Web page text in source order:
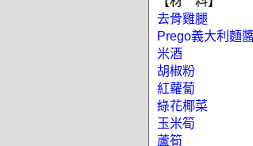
去骨雞腿
Prego義大利麵
米酒
胡椒粉
紅蘿蔔
綠花椰菜
玉米筍
蘆筍